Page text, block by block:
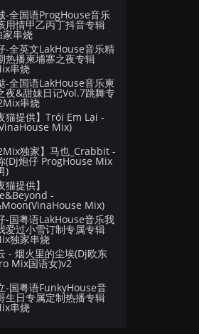
-全国语ProgHouse音乐
用情甲乙丙丁抖音专辑
家串烧
-全英文LakHouse音乐精
热播柬埔寨之夜专辑
串烧
-全国语LakHouse音乐柬
夜&甜妹日记Vol.7跳舞专
串烧
猫提供】Trói Em Lại -
Mix)
独家】马也_Crabbit -
(Dj炮仔 ProgHouse Mix
)
猫提供】
-
Mix)
-国粤语LakHouse音乐我
爱过小雪订制专属专辑
独家串烧
- 烟火里的尘埃(Dj欧东
Mix国语女)v2
-国粤语FunkyHouse音
生日专属定制热播专辑
串烧